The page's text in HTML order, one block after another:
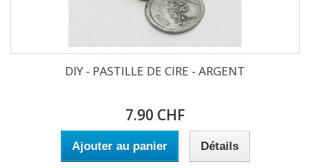
DIY - PASTILLE DE CIRE - ARGENT
7.90 CHF
Ajouter au panier Détails